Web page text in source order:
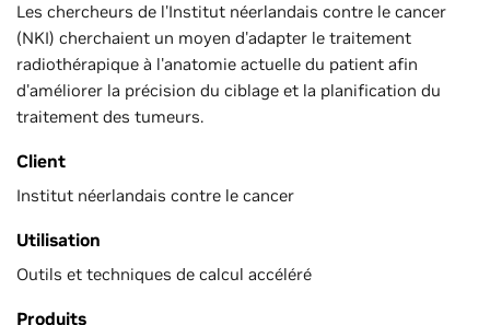
Les chercheurs de l'Institut néerlandais contre le cancer
(NKI) cherchaient un moyen d'adapter le traitement
radiothérapique à l'anatomie actuelle du patient afin
d'améliorer la précision du ciblage et la planification du
traitement des tumeurs.
Client
Institut néerlandais contre le cancer
Utilisation
Outils et techniques de calcul accéléré
Produits